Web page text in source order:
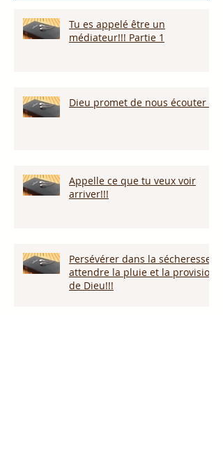
Tu es appelé être un
médiateur!!! Partie 1
Dieu promet de nous écouter !
Appelle ce que tu veux voir
arriver!!!
Persévérer dans la sécheresse :
attendre la pluie et la provision
de Dieu!!!